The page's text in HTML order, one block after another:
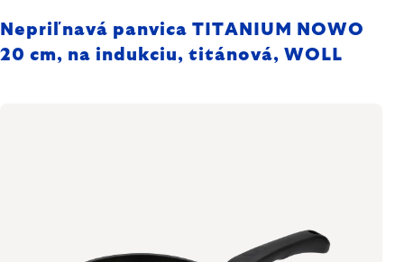
Nepriľnavá panvica TITANIUM NOWO
20 cm, na indukciu, titánová, WOLL